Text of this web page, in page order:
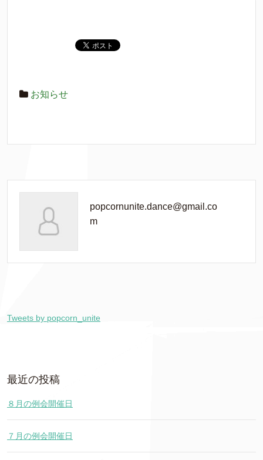
お知らせ
popcornunite.dance@gmail.co
m
Tweets by popcorn_unite
最近の投稿
８月の例会開催日
７月の例会開催日